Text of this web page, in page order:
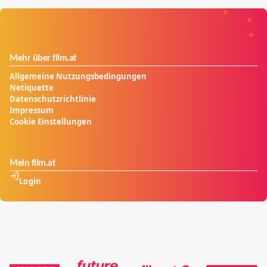
Mehr über film.at
Allgemeine Nutzungsbedingungen
Netiquette
Datenschutzrichtlinie
Impressum
Cookie Einstellungen
Mein film.at
Login